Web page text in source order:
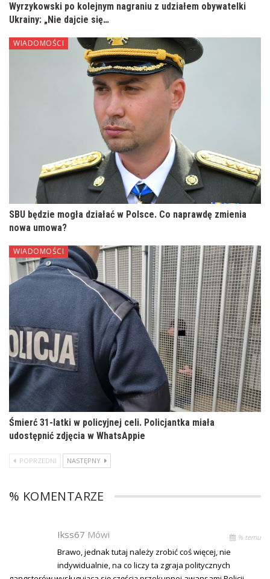
Wyrzykowski po kolejnym nagraniu z udziałem obywatelki
Ukrainy: „Nie dajcie się…
WIADOMOŚCI
SBU będzie mogła działać w Polsce. Co naprawdę zmienia
nowa umowa?
WIADOMOŚCI
Śmierć 31-latki w policyjnej celi. Policjantka miała
udostępnić zdjęcia w WhatsAppie
POPRZEDNI NASTĘPNY
% KOMENTARZE
Ikss67 Mówi % temu
Brawo, jednak tutaj należy zrobić coś więcej, nie
indywidualnie, na co liczy ta zgraja politycznych